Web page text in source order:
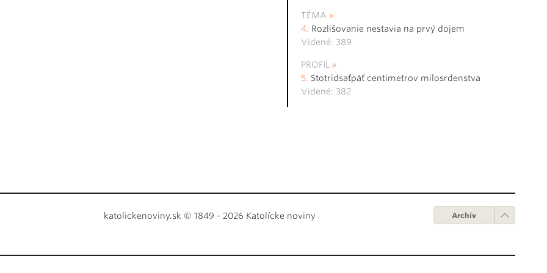
TÉMA
Rozlišovanie nestavia na prvý dojem
Videné: 389
PROFIL
Stotridsaťpäť centimetrov milosrdenstva
Videné: 382
katolickenoviny.sk © 1849 - 2026 Katolícke noviny Archív